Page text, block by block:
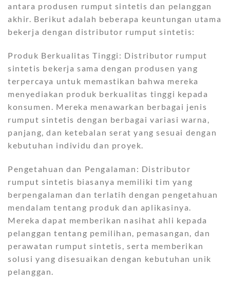
antara produsen rumput sintetis dan pelanggan
akhir. Berikut adalah beberapa keuntungan utama
bekerja dengan distributor rumput sintetis:
Produk Berkualitas Tinggi: Distributor rumput
sintetis bekerja sama dengan produsen yang
terpercaya untuk memastikan bahwa mereka
menyediakan produk berkualitas tinggi kepada
konsumen. Mereka menawarkan berbagai jenis
rumput sintetis dengan berbagai variasi warna,
panjang, dan ketebalan serat yang sesuai dengan
kebutuhan individu dan proyek.
Pengetahuan dan Pengalaman: Distributor
rumput sintetis biasanya memiliki tim yang
berpengalaman dan terlatih dengan pengetahuan
mendalam tentang produk dan aplikasinya.
Mereka dapat memberikan nasihat ahli kepada
pelanggan tentang pemilihan, pemasangan, dan
perawatan rumput sintetis, serta memberikan
solusi yang disesuaikan dengan kebutuhan unik
pelanggan.